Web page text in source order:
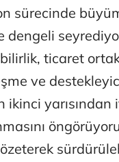
sürecinde
dengeli
ticaret
ve
ikinci